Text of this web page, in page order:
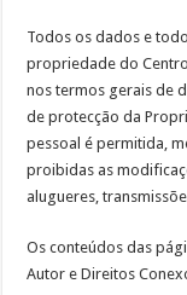
Todos os dados e
propriedade do
nos termos gerais de
de protecção da
pessoal é permitida,
proibidas as
alugueres,
Os conteúdos das
Autor e Direitos